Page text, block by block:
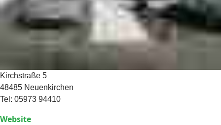
Kirchstraße 5
48485 Neuenkirchen
Tel: 05973 94410
Website